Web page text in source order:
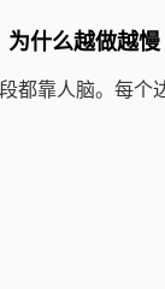
什么越做越慢
都靠人脑。每个